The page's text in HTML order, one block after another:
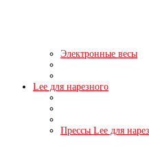
Электронные весы
Lee для нарезного
Прессы Lee для